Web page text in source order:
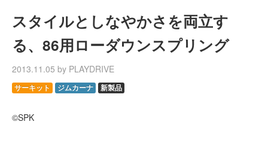
リザルトデータベース
バックナンバー
オンラインストア
スタイルとしなやかさを両立す
る、86用ローダウンスプリング
2013.11.05 by PLAYDRIVE
サーキット ジムカーナ 新製品
©SPK